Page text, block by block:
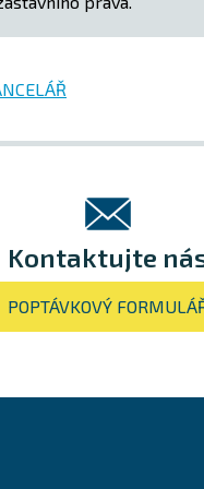
Kontaktujte
POPTÁVKOVÝ